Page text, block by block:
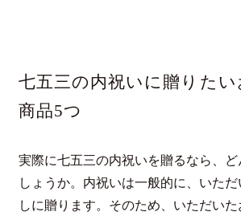
七五三の内祝いに贈りた
商品5つ
実際に七五三の内祝いを贈るなら、
しょうか。内祝いは一般的に、いた
しに贈ります。そのため、いただい